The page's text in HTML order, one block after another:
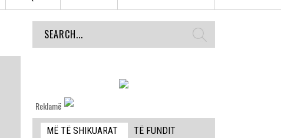
Reklamë
MË TË SHIKUARAT
TË FUNDIT